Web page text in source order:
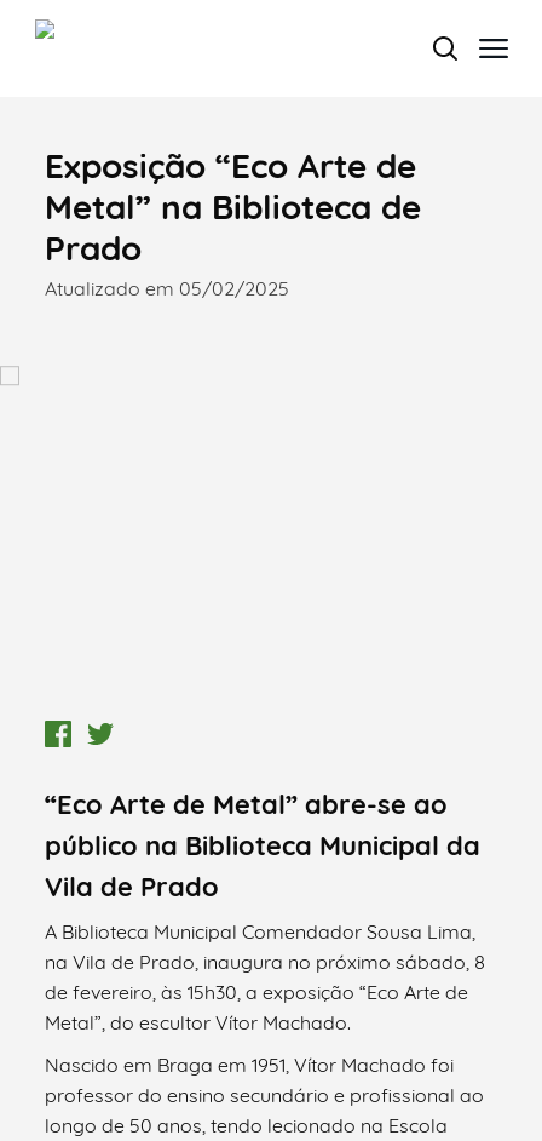
Termo de Pesquisa
Exposição “Eco Arte de
Metal” na Biblioteca de
Prado
Atualizado em 05/02/2025
“Eco Arte de Metal” abre-se ao
público na Biblioteca Municipal da
Vila de Prado
A Biblioteca Municipal Comendador Sousa Lima,
na Vila de Prado, inaugura no próximo sábado, 8
de fevereiro, às 15h30, a exposição “Eco Arte de
Metal”, do escultor Vítor Machado.
Nascido em Braga em 1951, Vítor Machado foi
professor do ensino secundário e profissional ao
longo de 50 anos, tendo lecionado na Escola